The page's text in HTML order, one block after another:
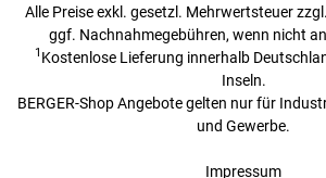
Alle Preise exkl. gesetzl. Mehrwertsteuer zzgl.
ggf. Nachnahmegebühren, wenn nicht
1 Kostenlose Lieferung innerhalb
Inseln.
BERGER-Shop Angebote gelten nur für
und Gewerbe.
Impressum